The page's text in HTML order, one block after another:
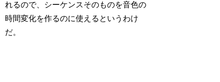
れるので、シーケンスそのものを音色の
時間変化を作るのに使えるというわけ
だ。